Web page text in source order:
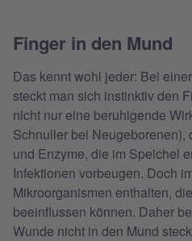
Finger in den Mund
Das kennt wohl jeder: Bei
steckt man sich instinktiv den
nicht nur eine beruhigende
Schnuller bei Neugeborenen),
und Enzyme, die im Speichel
Infektionen vorbeugen. Doch
Mikroorganismen enthalten,
beeinflussen können. Daher
Wunde nicht in den Mund